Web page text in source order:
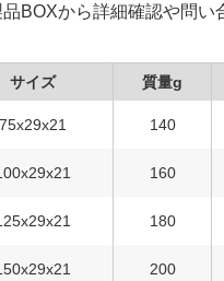
BOXから詳細確認や問い
サイズ 質量g
75x29x21 140
160
180
200